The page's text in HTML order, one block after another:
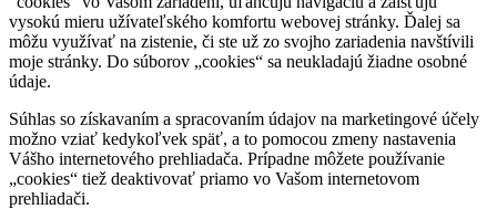
vysokú mieru užívateľského komfortu webovej stránky. Ďalej sa
môžu využívať na zistenie, či ste už zo svojho zariadenia navštívili
moje stránky. Do súborov „cookies“ sa neukladajú žiadne osobné
údaje.
Súhlas so získavaním a spracovaním údajov na marketingové účely
možno vziať kedykoľvek späť, a to pomocou zmeny nastavenia
Vášho internetového prehliadača. Prípadne môžete používanie
„cookies“ tiež deaktivovať priamo vo Vašom internetovom
prehliadači.